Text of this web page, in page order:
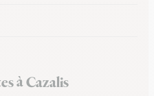
à Cazalis